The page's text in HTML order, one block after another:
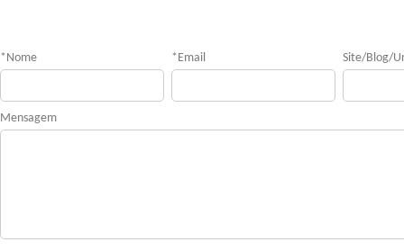
* Nome * Email Site/Blog/
Mensagem